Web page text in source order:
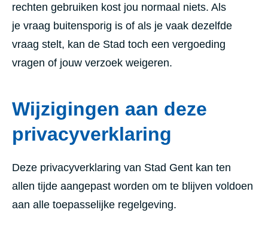
rechten gebruiken kost jou normaal niets. Als
je vraag buitensporig is of als je vaak dezelfde
vraag stelt, kan de Stad toch een vergoeding
vragen of jouw verzoek weigeren.
Wijzigingen aan deze
privacyverklaring
Deze privacyverklaring van Stad Gent kan ten
allen tijde aangepast worden om te blijven voldoen
aan alle toepasselijke regelgeving.